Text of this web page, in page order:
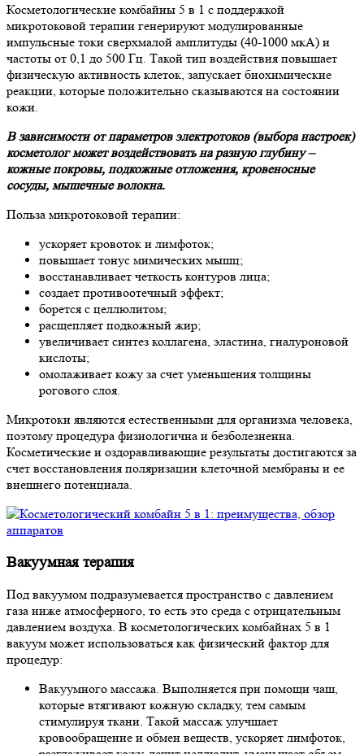
Косметологические комбайны 5 в 1 с поддержкой
микротоковой терапии генерируют модулированные
импульсные токи сверхмалой амплитуды (40-1000 мкА) и
частоты от 0,1 до 500 Гц. Такой тип воздействия повышает
физическую активность клеток, запускает биохимические
реакции, которые положительно сказываются на состоянии
кожи.
В зависимости от параметров электротоков (выбора настроек)
косметолог может воздействовать на разную глубину –
кожные покровы, подкожные отложения, кровеносные
сосуды, мышечные волокна.
Польза микротоковой терапии:
ускоряет кровоток и лимфоток;
повышает тонус мимических мышц;
восстанавливает четкость контуров лица;
создает противоотечный эффект;
борется с целлюлитом;
расщепляет подкожный жир;
увеличивает синтез коллагена, эластина, гиалуроновой
кислоты;
омолаживает кожу за счет уменьшения толщины
рогового слоя.
Микротоки являются естественными для организма человека,
поэтому процедура физиологична и безболезненна.
Косметические и оздоравливающие результаты достигаются за
счет восстановления поляризации клеточной мембраны и ее
внешнего потенциала.
Вакуумная терапия
Под вакуумом подразумевается пространство с давлением
газа ниже атмосферного, то есть это среда с отрицательным
давлением воздуха. В косметологических комбайнах 5 в 1
вакуум может использоваться как физический фактор для
процедур:
Вакуумного массажа. Выполняется при помощи чаш,
которые втягивают кожную складку, тем самым
стимулируя ткани. Такой массаж улучшает
кровообращение и обмен веществ, ускоряет лимфоток,